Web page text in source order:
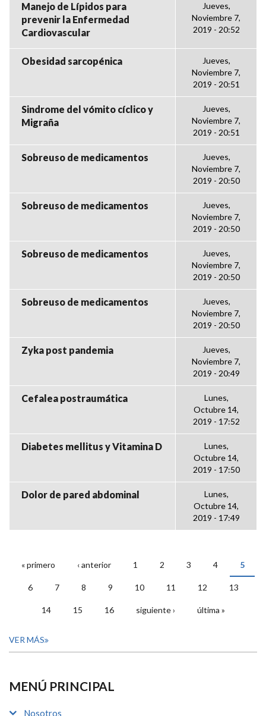
Manejo de Lípidos para
prevenir la Enfermedad
Cardiovascular
Jueves,
Noviembre 7,
2019 - 20:52
Obesidad sarcopénica
Jueves,
Noviembre 7,
2019 - 20:51
Sindrome del vómito cíclico y
Migraña
Jueves,
Noviembre 7,
2019 - 20:51
Sobreuso de medicamentos
Jueves,
Noviembre 7,
2019 - 20:50
Sobreuso de medicamentos
Jueves,
Noviembre 7,
2019 - 20:50
Sobreuso de medicamentos
Jueves,
Noviembre 7,
2019 - 20:50
Sobreuso de medicamentos
Jueves,
Noviembre 7,
2019 - 20:50
Zyka post pandemia
Jueves,
Noviembre 7,
2019 - 20:49
Cefalea postraumática
Lunes,
Octubre 14,
2019 - 17:52
Diabetes mellitus y Vitamina D
Lunes,
Octubre 14,
2019 - 17:50
Dolor de pared abdominal
Lunes,
Octubre 14,
2019 - 17:49
PÁGINAS
« primero ‹ anterior 1 2 3 4 5
6 7 8 9 10 11 12 13
14 15 16 siguiente › última »
VER MÁS
MENÚ PRINCIPAL
Nosotros